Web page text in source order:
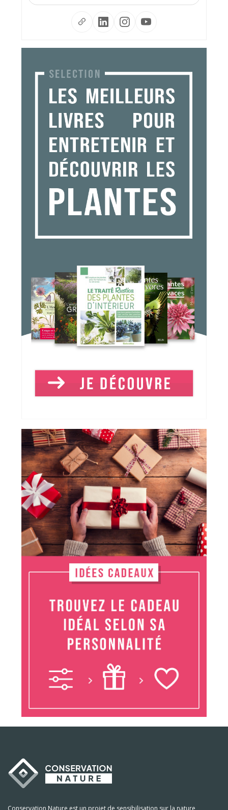
Conservation Nature est un projet de sensibilisation sur la nature,